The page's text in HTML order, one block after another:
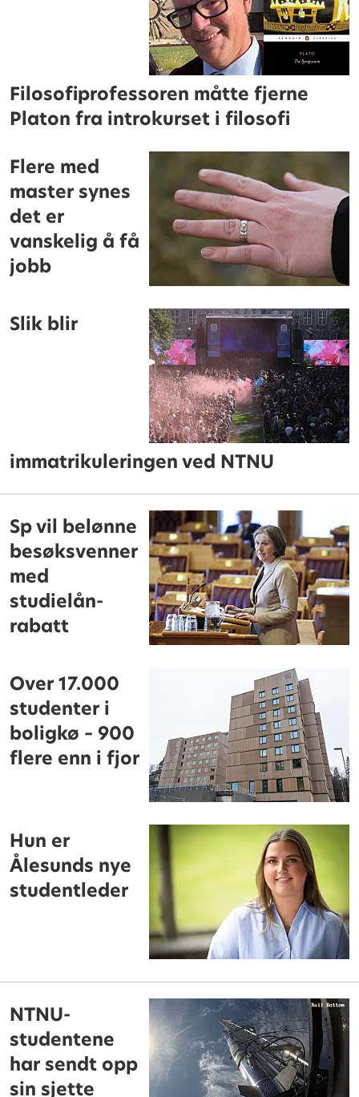
Filosofiprofessoren måtte fjerne
Platon fra introkurset i filosofi
Flere med
master synes
det er
vanskelig å få
jobb
Slik blir
immatrikuleringen ved NTNU
Sp vil belønne
besøksvenner
med
studielån-
rabatt
Over 17.000
studenter i
boligkø – 900
flere enn i fjor
Hun er
Ålesunds nye
studentleder
NTNU-
studentene
har sendt opp
sin sjette